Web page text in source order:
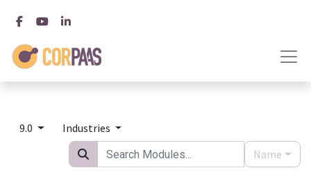
9.0
Industries
Name